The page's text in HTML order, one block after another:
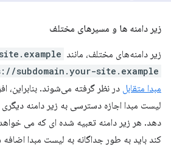
زیر دامنه ها و مسیرهای مختلف
زیر دامنه‌های مختلف، مانند
subdomain.your-site.example
مبدا متقابل در نظر گرفته می‌شوند. بنابراین،
لیست مبدا اجازه دسترسی به زیر دامنه
دهد. هر زیر دامنه تعبیه شده ای که می
کند باید به طور جداگانه به لیست مبدا اضافه